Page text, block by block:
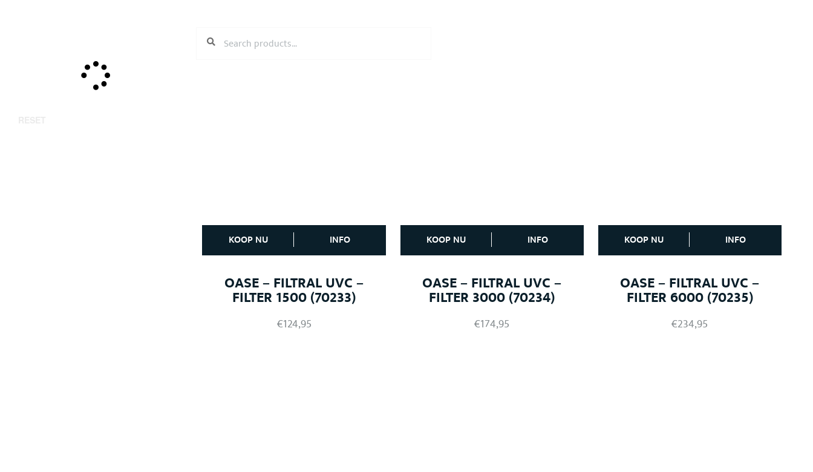
FOR:
KOOP NU INFO
OASE – FILTRAL UVC –
FILTER 1500 (70233)
€124,95
KOOP NU INFO
OASE – FILTRAL UVC –
FILTER 3000 (70234)
€174,95
KOOP NU INFO
OASE – FILTRAL UVC –
FILTER 6000 (70235)
€234,95